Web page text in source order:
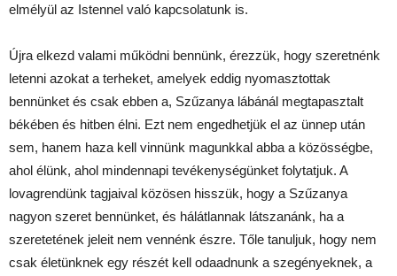
elmélyül az Istennel való kapcsolatunk is.
Újra elkezd valami működni bennünk, érezzük, hogy szeretnénk
letenni azokat a terheket, amelyek eddig nyomasztottak
bennünket és csak ebben a, Szűzanya lábánál megtapasztalt
békében és hitben élni. Ezt nem engedhetjük el az ünnep után
sem, hanem haza kell vinnünk magunkkal abba a közösségbe,
ahol élünk, ahol mindennapi tevékenységünket folytatjuk. A
lovagrendünk tagjaival közösen hisszük, hogy a Szűzanya
nagyon szeret bennünket, és hálátlannak látszanánk, ha a
szeretetének jeleit nem vennénk észre. Tőle tanuljuk, hogy nem
csak életünknek egy részét kell odaadnunk a szegényeknek, a